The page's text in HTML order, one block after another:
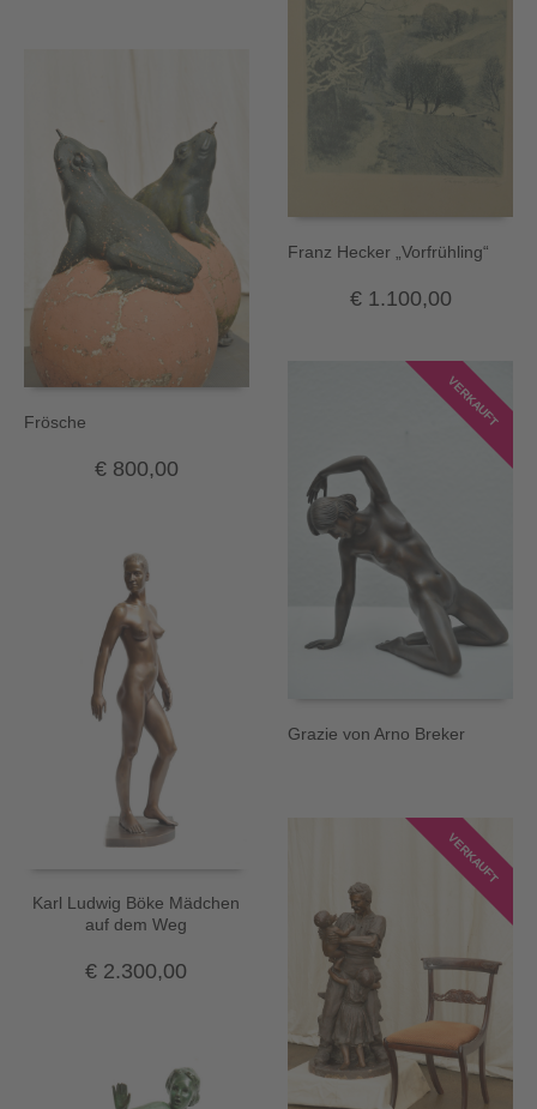
Franz Hecker „Vorfrühling“
€1.100,00
Frösche
€800,00
VERKAUFT
Grazie von Arno Breker
Karl Ludwig Böke Mädchen
auf dem Weg
€ 2.300,00
VERKAUFT